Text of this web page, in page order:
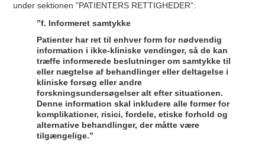
under sektionen ”PATIENTERS RETTIGHEDER”:
”f. Informeret samtykke
Patienter har ret til enhver form for nødvendig
information i ikke-kliniske vendinger, så de kan
træffe informerede beslutninger om samtykke til
eller nægtelse af behandlinger eller deltagelse i
kliniske forsøg eller andre
forskningsundersøgelser alt efter situationen.
Denne information skal inkludere alle former for
komplikationer, risici, fordele, etiske forhold og
alternative behandlinger, der måtte være
tilgængelige.”